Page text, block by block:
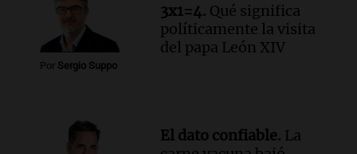
Por Sergio Suppo
3x1=4. Qué significa
políticamente la visita
del papa León XIV
El dato confiable. La